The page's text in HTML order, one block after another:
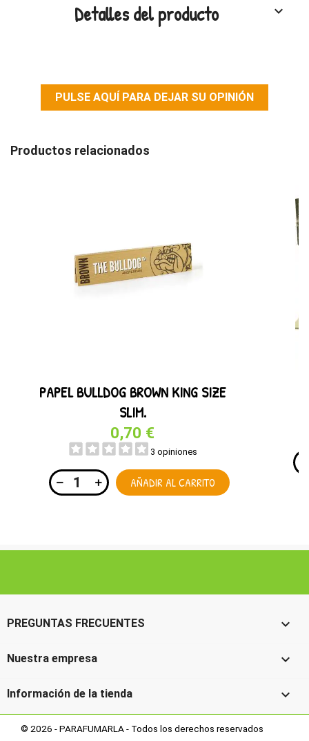
Detalles del producto keyboard_arrow_down
PULSE AQUÍ PARA DEJAR SU OPINIÓN
Productos relacionados
PAPEL BULLDOG BROWN KING SIZE
SLIM.
0,70 €
3 opiniones
AÑADIR AL CARRITO
PREGUNTAS FRECUENTES 
Nuestra empresa 
Información de la tienda 
© 2026 - PARAFUMARLA - Todos los derechos reservados